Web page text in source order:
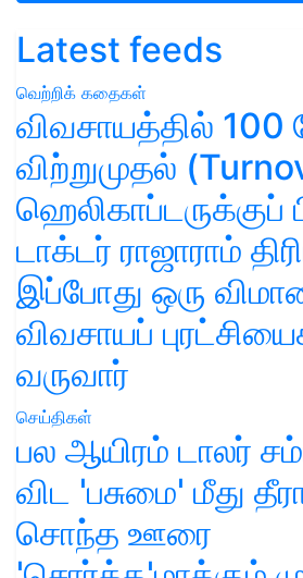
Latest feeds
வெற்றிக் கதைகள்
விவசாயத்தில் 100
விற்றுமுதல்
ஹெலிகாப்டருக்குப்
டாக்டர் ராஜாராம்
இப்போது ஒரு
விவசாயப்
வருவார்
செய்திகள்
பல ஆயிரம் டாலர்
விட 'பசுமை' மீது
சொந்த ஊரை